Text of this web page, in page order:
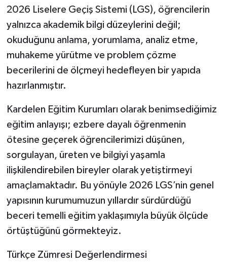
2026 Liselere Geçiş Sistemi (LGS), öğrencilerin
yalnızca akademik bilgi düzeylerini değil;
okuduğunu anlama, yorumlama, analiz etme,
muhakeme yürütme ve problem çözme
becerilerini de ölçmeyi hedefleyen bir yapıda
hazırlanmıştır.
Kardelen Eğitim Kurumları olarak benimsediğimiz
eğitim anlayışı; ezbere dayalı öğrenmenin
ötesine geçerek öğrencilerimizi düşünen,
sorgulayan, üreten ve bilgiyi yaşamla
ilişkilendirebilen bireyler olarak yetiştirmeyi
amaçlamaktadır. Bu yönüyle 2026 LGS’nin genel
yapısının kurumumuzun yıllardır sürdürdüğü
beceri temelli eğitim yaklaşımıyla büyük ölçüde
örtüştüğünü görmekteyiz.
Türkçe Zümresi Değerlendirmesi